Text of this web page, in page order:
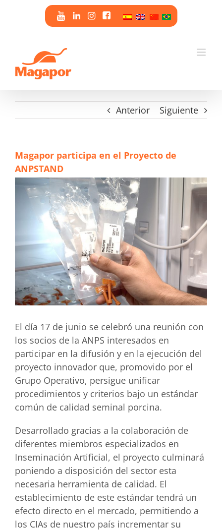
Anterior Siguiente
Magapor participa en el Proyecto de
ANPSTAND
El día 17 de junio se celebró una reunión con
los socios de la ANPS interesados en
participar en la difusión y en la ejecución del
proyecto innovador que, promovido por el
Grupo Operativo, persigue unificar
procedimientos y criterios bajo un estándar
común de calidad seminal porcina.
Desarrollado gracias a la colaboración de
diferentes miembros especializados en
Inseminación Artificial, el proyecto culminará
poniendo a disposición del sector esta
necesaria herramienta de calidad. El
establecimiento de este estándar tendrá un
efecto directo en el mercado, permitiendo a
los CIAs de nuestro país incrementar su